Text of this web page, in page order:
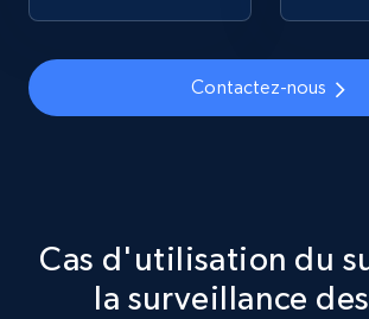
Contactez-nous
Cas d'utilisation du
la surveillance